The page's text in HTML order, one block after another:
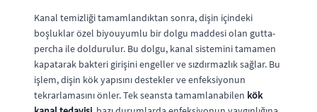
Kanal temizliği tamamlandıktan sonra, dişin içindeki
boşluklar özel biyouyumlu bir dolgu maddesi olan gutta-
percha ile doldurulur. Bu dolgu, kanal sistemini tamamen
kapatarak bakteri girişini engeller ve sızdırmazlık sağlar. Bu
işlem, dişin kök yapısını destekler ve enfeksiyonun
tekrarlamasını önler. Tek seansta tamamlanabilen kök